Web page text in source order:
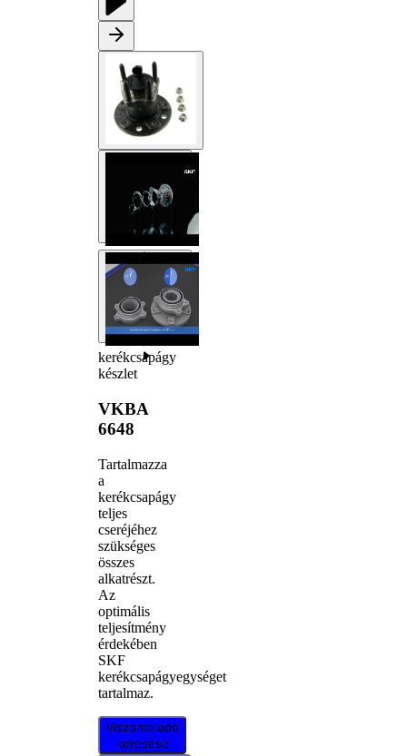
kerékcsapágy
készlet
VKBA
6648
Tartalmazza
a
kerékcsapágy
teljes
cseréjéhez
szükséges
összes
alkatrészt.
Az
optimális
teljesítmény
érdekében
SKF
kerékcsapágyegységet
tartalmaz.
Viszonteladó
keresése